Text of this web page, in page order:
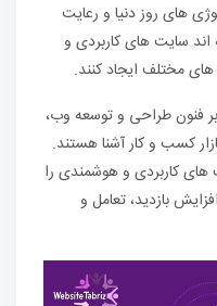
های روز دنیا و رعایت
اند سایت های کاربردی و
مختلف ایجاد کنند.
فنون طراحی و توسعه وب،
کسب و کار آشنا هستند.
کاربردی و هوشمندی را
بازدید، تعامل و